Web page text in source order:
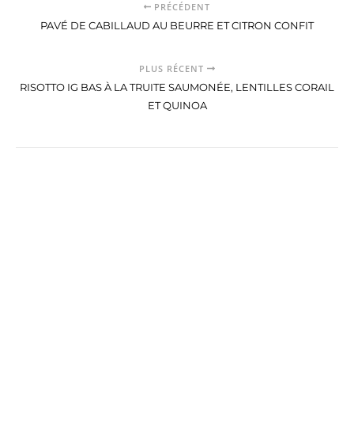
PRÉCÉDENT
PAVÉ DE CABILLAUD AU BEURRE ET CITRON CONFIT
PLUS RÉCENT
RISOTTO IG BAS À LA TRUITE SAUMONÉE, LENTILLES CORAIL
ET QUINOA